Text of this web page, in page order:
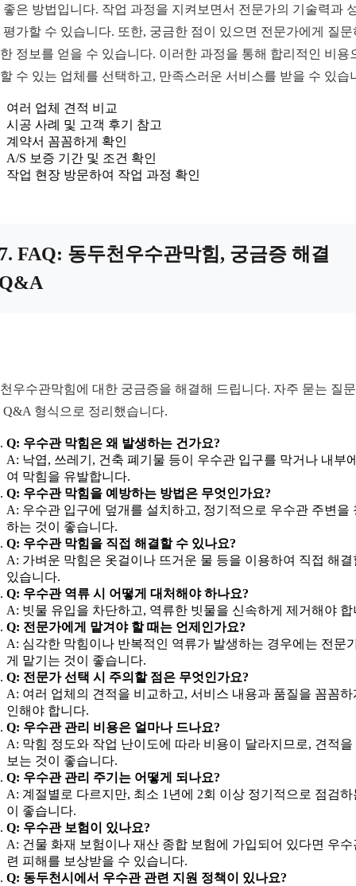
좋은 방법입니다. 작업 과정을 지켜보면서 전문가의 기술력과
평가할 수 있습니다. 또한, 궁금한 점이 있으면 전문가에게 질문
정보를 얻을 수 있습니다. 이러한 과정을 통해 합리적인 비용
수 있는 업체를 선택하고, 만족스러운 서비스를 받을 수 있습
여러 업체 견적 비교
시공 사례 및 고객 후기 참고
계약서 꼼꼼하게 확인
A/S 보증 기간 및 조건 확인
작업 현장 방문하여 작업 과정 확인
FAQ: 동두천우수관막힘, 궁금증 해결
우수관막힘에 대한 궁금증을 해결해 드립니다. 자주 묻는 질
Q&A 형식으로 정리했습니다.
Q: 우수관 막힘은 왜 발생하는 건가요?
A: 낙엽, 쓰레기, 건축 폐기물 등이 우수관 입구를 막거나 내부
여 막힘을 유발합니다.
Q: 우수관 막힘을 예방하는 방법은 무엇인가요?
A: 우수관 입구에 덮개를 설치하고, 정기적으로 우수관 주변을
하는 것이 좋습니다.
Q: 우수관 막힘을 직접 해결할 수 있나요?
A: 가벼운 막힘은 옷걸이나 뜨거운 물 등을 이용하여 직접 해결
있습니다.
Q: 우수관 역류 시 어떻게 대처해야 하나요?
A: 빗물 유입을 차단하고, 역류한 빗물을 신속하게 제거해야 합
Q: 전문가에게 맡겨야 할 때는 언제인가요?
A: 심각한 막힘이나 반복적인 역류가 발생하는 경우에는 전문
게 맡기는 것이 좋습니다.
Q: 전문가 선택 시 주의할 점은 무엇인가요?
A: 여러 업체의 견적을 비교하고, 서비스 내용과 품질을 꼼꼼하
인해야 합니다.
Q: 우수관 관리 비용은 얼마나 드나요?
A: 막힘 정도와 작업 난이도에 따라 비용이 달라지므로, 견적을
보는 것이 좋습니다.
Q: 우수관 관리 주기는 어떻게 되나요?
A: 계절별로 다르지만, 최소 1년에 2회 이상 정기적으로 점검하
이 좋습니다.
Q: 우수관 보험이 있나요?
A: 건물 화재 보험이나 재산 종합 보험에 가입되어 있다면 우수
련 피해를 보상받을 수 있습니다.
Q: 동두천시에서 우수관 관련 지원 정책이 있나요?